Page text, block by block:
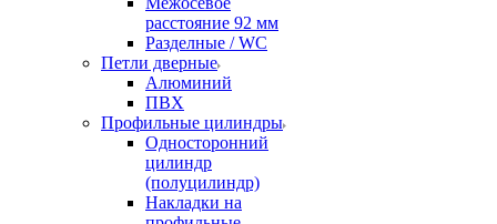
расстояние 92 мм
Разделные / WC
Петли дверные
Алюминий
ПВХ
Профильные цилиндры
Односторонний
цилиндр
(полуцилиндр)
Накладки на